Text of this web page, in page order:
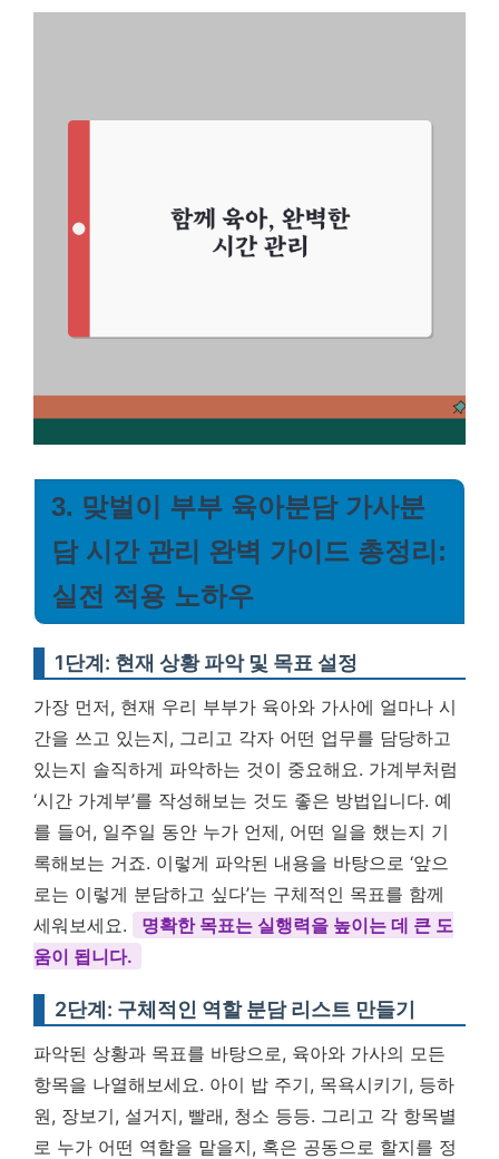
3. 맞벌이 부부 육아분담 가사분
담 시간 관리 완벽 가이드 총정리:
실전 적용 노하우
1단계: 현재 상황 파악 및 목표 설정
가장 먼저, 현재 우리 부부가 육아와 가사에 얼마나 시
간을 쓰고 있는지, 그리고 각자 어떤 업무를 담당하고
있는지 솔직하게 파악하는 것이 중요해요. 가계부처럼
‘시간 가계부’를 작성해보는 것도 좋은 방법입니다. 예
를 들어, 일주일 동안 누가 언제, 어떤 일을 했는지 기
록해보는 거죠. 이렇게 파악된 내용을 바탕으로 ‘앞으
로는 이렇게 분담하고 싶다’는 구체적인 목표를 함께
세워보세요.
명확한 목표는 실행력을 높이는 데 큰 도
움이 됩니다.
2단계: 구체적인 역할 분담 리스트 만들기
파악된 상황과 목표를 바탕으로, 육아와 가사의 모든
항목을 나열해보세요. 아이 밥 주기, 목욕시키기, 등하
원, 장보기, 설거지, 빨래, 청소 등등. 그리고 각 항목별
로 누가 어떤 역할을 맡을지, 혹은 공동으로 할지를 정